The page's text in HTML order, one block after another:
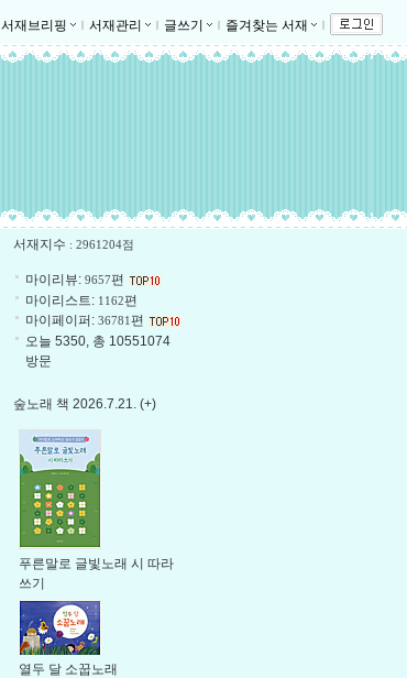
서재브리핑 ｌ 서재관리 ｌ 글쓰기 ｌ 즐겨찾는 서재 ｌ
서재지수 : 2961204점
마이리뷰: 9657편
마이리스트: 1162편
마이페이퍼: 36781편
오늘 5350, 총 10551074
방문
숲노래 책 2026.7.21. (+)
푸른말로 글빛노래 시 따라
쓰기
열두 달 소꿉노래